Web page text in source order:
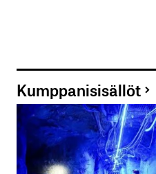
Kumppanisisällöt